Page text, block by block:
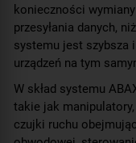
konieczności
przesyłania danych,
systemu jest szybsza
urządzeń na tym
W skład systemu
takie jak
czujki ruchu